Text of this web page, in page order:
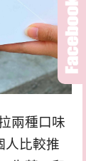
兩種口味
人比較推